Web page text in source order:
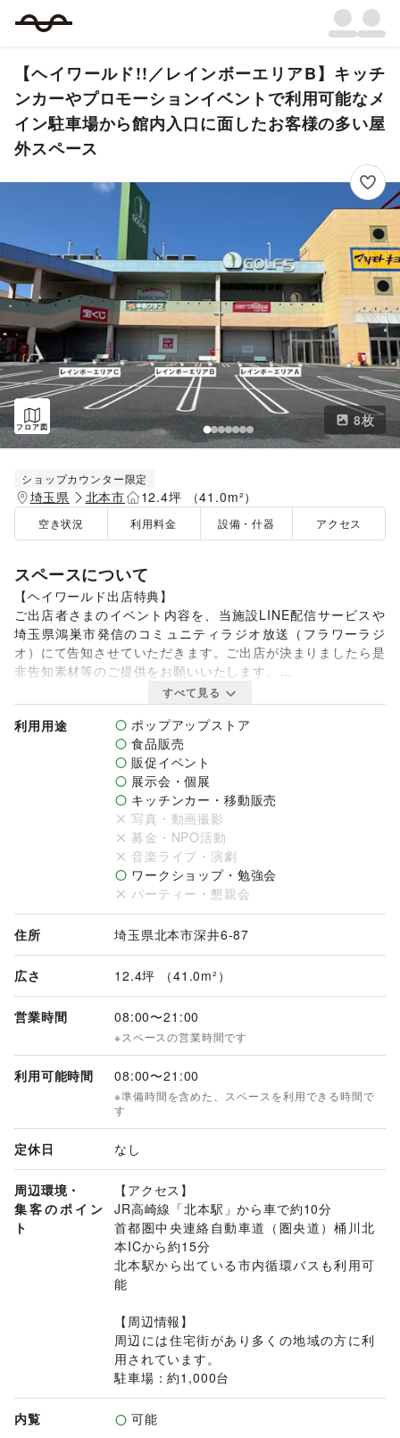
【ヘイワールド!!／レインボーエリアB】キッチ
ンカーやプロモーションイベントで利用可能なメ
イン駐車場から館内入口に面したお客様の多い屋
外スペース
フロア図 8枚
ショップカウンター限定
埼玉県 北本市 12.4坪 （41.0m²）
空き状況 利用料金 設備・什器 アクセス
スペースについて
【ヘイワールド出店特典】
ご出店者さまのイベント内容を、当施設LINE配信サービスや
埼玉県鴻巣市発信のコミュニティラジオ放送（フラワーラジ
オ）にて告知させていただきます。ご出店が決まりましたら是
非告知素材等のご提供をお願いいたします。
埼玉県北本市の国道17号線沿いにある「HEY WORLD!!」は衣
食住＋楽を提供する人気のテナントで構成されており、近隣住
民の暮らしには欠かせない地域密着型のショッピングモールで
す。当イベントスペースは有名ファストファッション店の正
面、さらに駐車場と館出入口に面した通行量の多い屋外イベン
トスペースとなっております。多くの方にイベント内容を認知
いただけます。キッチンカーやプロモーションイベント（車両
展示可）に最適なスペースとなっておりますので是非お問い合
※キッチンカー・食・物販でのご出店に関しましては特別料金
にてご提供させて頂きます。
【キッチンカーの出店について】
・当社規定による「出店登録数制限」によりお断りさせて頂く
場合がございます。
いますが、その理由に関しては一切開示いたしておりませんの
で、予めご承知の上お申し込み下さい。
・出店当日、他店と商材が重複する場合がございます。ご了承
・当社判断により、電気を著しく多く要する場合はお断りさせ
て頂くか、もしくはご相談の上、追加料金を予め頂戴する場合
【利用可能時間】
〇 搬入出に関しても08:00～21:00の時間内にて行ってくださ
い。
〇 レインボーエリア3区画分（A・B・C）をまとめてのご利用
も可能です。ご相談ください。
〇 当商業施設内の各ショップが取扱う商材と重複する場合は
お断りさせていただく場合がございます。
についての開示は行っておりません。予めご了承下さい。
〇 詳細は規約内容のご確認、若しくはお問い合わせ下さい。
※タバコPRスペースをお探しのお客様
「電子タバコPRのみ対応」
すべて見る
利用用途
ポップアップストア
食品販売
販促イベント
展示会・個展
キッチンカー・移動販売
写真・動画撮影
募金・NPO活動
音楽ライブ・演劇
ワークショップ・勉強会
パーティー・懇親会
住所 埼玉県北本市深井6-87
広さ 12.4坪 （41.0m²）
営業時間 08:00〜21:00
※スペースの営業時間です
利用可能時間 08:00〜21:00
※準備時間を含めた、スペースを利用できる時間で
す
定休日 なし
周辺環境・
集客のポイン
ト
【アクセス】
JR高崎線「北本駅」から車で約10分
首都圏中央連絡自動車道（圏央道）桶川北
本ICから約15分
北本駅から出ている市内循環バスも利用可
能
【周辺情報】
周辺には住宅街があり多くの地域の方に利
用されています。
駐車場：約1,000台
内覧 可能